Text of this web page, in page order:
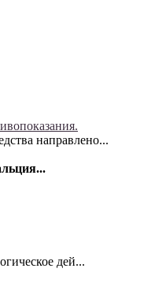
направлено...
дей...